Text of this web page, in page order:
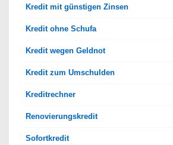
Kredit mit günstigen Zinsen
Kredit ohne Schufa
Kredit wegen Geldnot
Kredit zum Umschulden
Kreditrechner
Renovierungskredit
Sofortkredit